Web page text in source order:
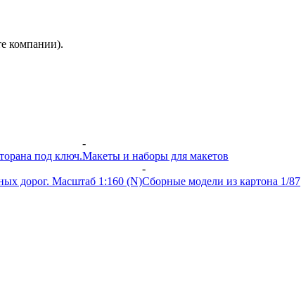
компании).
под ключ.
-
Макеты и наборы для макетов
дорог. Масштаб 1:160 (N)
-
Сборные модели из картона 1/87